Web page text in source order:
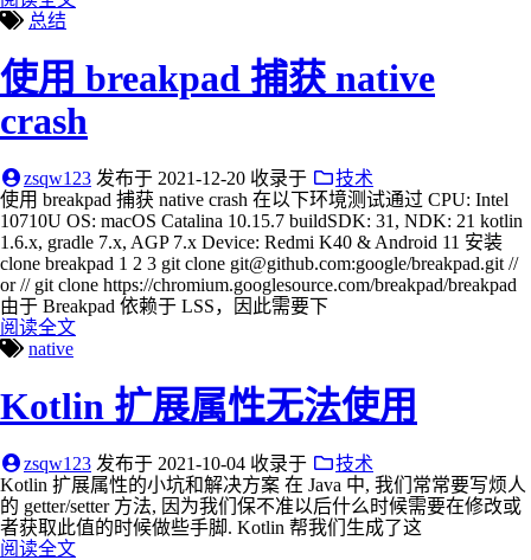
总结
使用 breakpad 捕获 native
crash
zsqw123 发布于 2021-12-20 收录于
技术
使用 breakpad 捕获 native crash 在以下环境测试通过 CPU: Intel
10710U OS: macOS Catalina 10.15.7 buildSDK: 31, NDK: 21 kotlin
1.6.x, gradle 7.x, AGP 7.x Device: Redmi K40 & Android 11 安装
clone breakpad 1 2 3 git clone git@github.com:google/breakpad.git //
or // git clone https://chromium.googlesource.com/breakpad/breakpad
由于 Breakpad 依赖于 LSS，因此需要下
阅读全文
native
Kotlin 扩展属性无法使用
zsqw123 发布于 2021-10-04 收录于
技术
Kotlin 扩展属性的小坑和解决方案 在 Java 中, 我们常常要写烦人
的 getter/setter 方法, 因为我们保不准以后什么时候需要在修改或
者获取此值的时候做些手脚. Kotlin 帮我们生成了这
阅读全文